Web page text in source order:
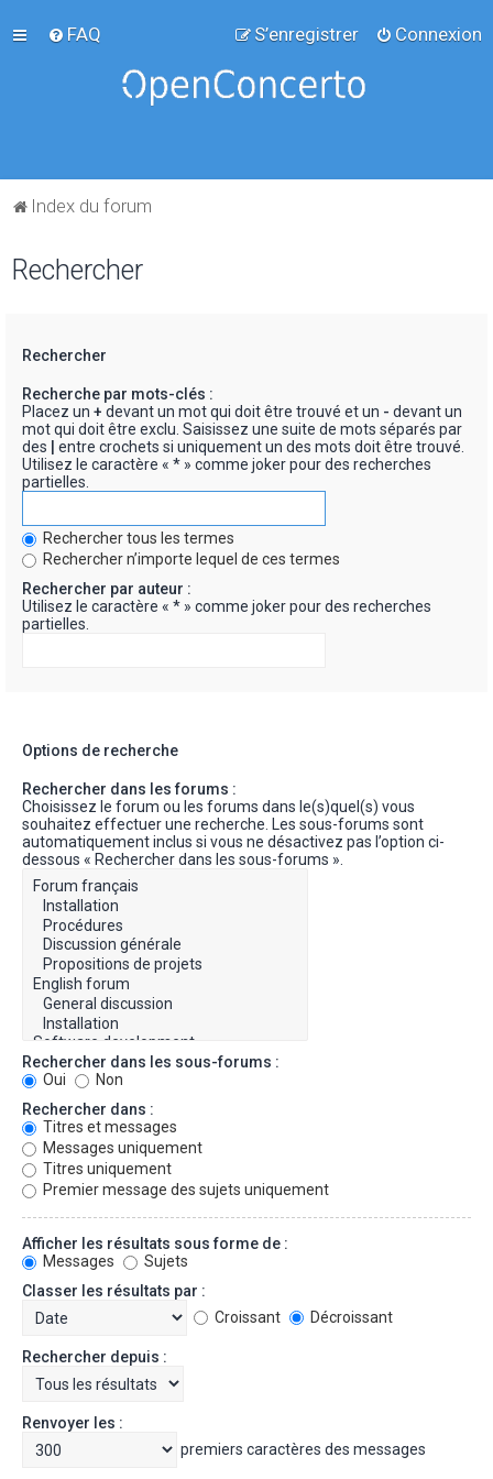
FAQ Connexion
S’enregistrer
Index du forum
Rechercher
Rechercher
Recherche par mots-clés :
Placez un + devant un mot qui doit être trouvé et un - devant un
mot qui doit être exclu. Saisissez une suite de mots séparés par
des
entre crochets si uniquement un des mots doit être trouvé.
Utilisez le caractère « * » comme joker pour des recherches
partielles.
Rechercher tous les termes
Rechercher n’importe lequel de ces termes
Rechercher par auteur :
Utilisez le caractère « * » comme joker pour des recherches
partielles.
Options de recherche
Rechercher dans les forums :
Choisissez le forum ou les forums dans le(s)quel(s) vous
souhaitez effectuer une recherche. Les sous-forums sont
automatiquement inclus si vous ne désactivez pas l’option ci-
dessous « Rechercher dans les sous-forums ».
Rechercher dans les sous-forums :
Oui
Non
Rechercher dans :
Titres et messages
Messages uniquement
Titres uniquement
Premier message des sujets uniquement
Afficher les résultats sous forme de :
Messages
Sujets
Classer les résultats par :
Croissant
Décroissant
Rechercher depuis :
Renvoyer les :
premiers caractères des messages